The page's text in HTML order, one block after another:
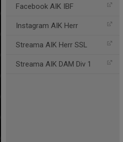
Facebook AIK IBF
Instagram AIK Herr
Streama AIK Herr SSL
Streama AIK DAM Div 1